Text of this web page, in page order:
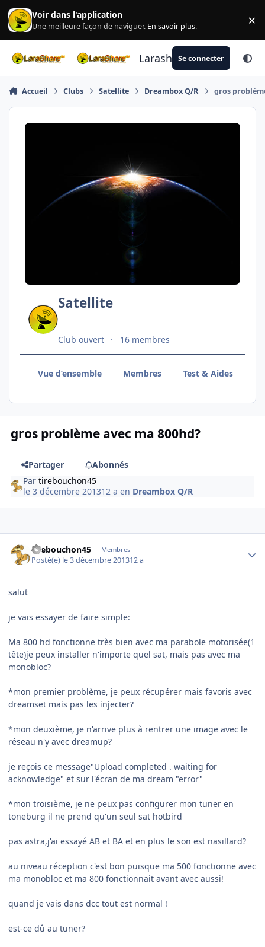
Aller au contenu
Voir dans l'application
Une meilleure façon de naviguer. En savoir plus. ×
LarashareSe connecter
Accueil Clubs Satellite Dreambox Q/R gros
Satellite
Club ouvert 16 membres
Vue d’ensemble Membres Test & Aides
gros problème avec ma 800hd?
Partager
Abonnés
Partirebouchon45
le 3 décembre 201312 a en Dreambox Q/R
tirebouchon45 Membres
Posté(e) le 3 décembre 201312 a
salut
je vais essayer de faire simple:
Ma 800 hd fonctionne très bien avec ma parabole motorisée(1
tête)je peux installer n'importe quel sat, mais pas avec ma
monobloc?
*mon premier problème, je peux récupérer mais favoris avec
dreamset mais pas les injecter?
*mon deuxième, je n'arrive plus à rentrer une image avec le
réseau n'y avec dreamup?
je reçois ce message"Upload completed . waiting for
acknowledge" et sur l'écran de ma dream "error"
*mon troisième, je ne peux pas configurer mon tuner en
toneburg il ne prend qu'un seul sat hotbird
pas astra,j'ai essayé AB et BA et en plus le son est nasillard?
au niveau réception c'est bon puisque ma 500 fonctionne avec
ma monobloc et ma 800 fonctionnait avant avec aussi!
quand je vais dans dcc tout est normal !
est-ce dû au tuner?